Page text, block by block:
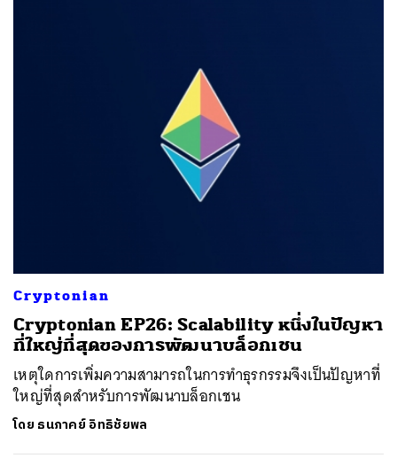
Cryptonian
Cryptonian EP26: Scalability หนึ่งในปัญหา
ที่ใหญ่ที่สุดของการพัฒนาบล็อกเชน
เหตุใดการเพิ่มความสามารถในการทำธุรกรรมจึงเป็นปัญหาที่
ใหญ่ที่สุดสำหรับการพัฒนาบล็อกเชน
โดย ธนภาคย์ อิทธิชัยพล